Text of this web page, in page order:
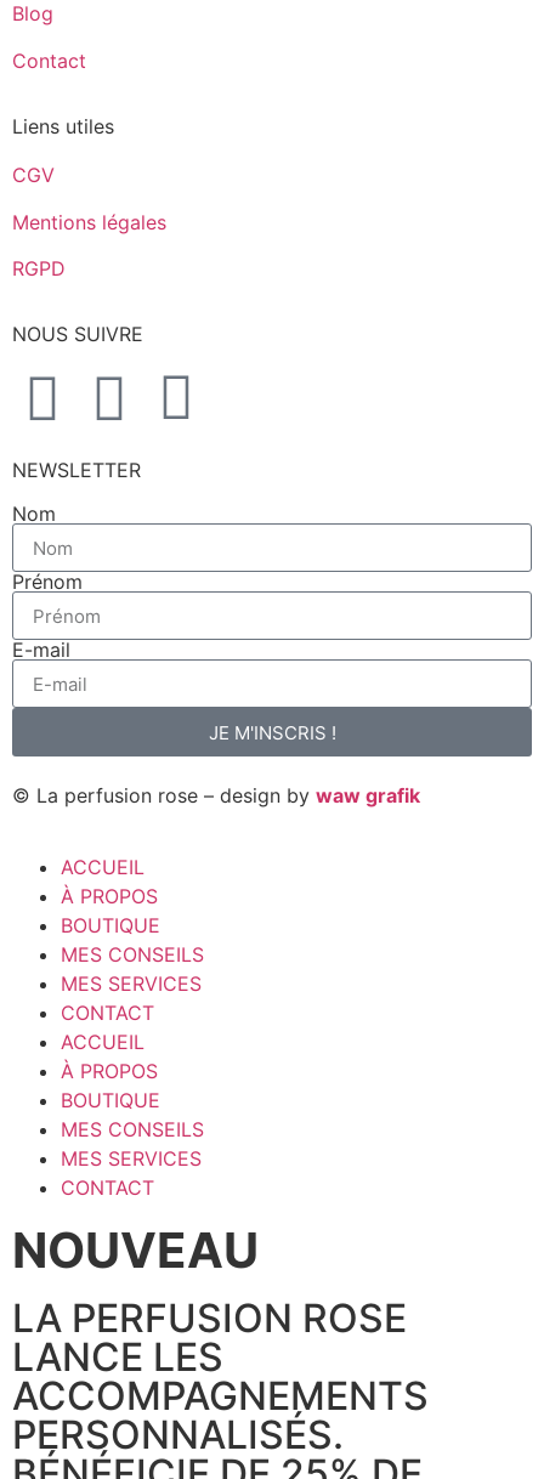
Blog
Contact
Liens utiles
CGV
Mentions légales
RGPD
NOUS SUIVRE
NEWSLETTER
Nom
Prénom
E-mail
JE M'INSCRIS !
© La perfusion rose – design by waw grafik
ACCUEIL
À PROPOS
BOUTIQUE
MES CONSEILS
MES SERVICES
CONTACT
ACCUEIL
À PROPOS
BOUTIQUE
MES CONSEILS
MES SERVICES
CONTACT
NOUVEAU
LA PERFUSION ROSE
LANCE LES
ACCOMPAGNEMENTS
PERSONNALISÉS.